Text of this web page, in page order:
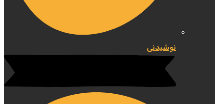
نوشیدنی